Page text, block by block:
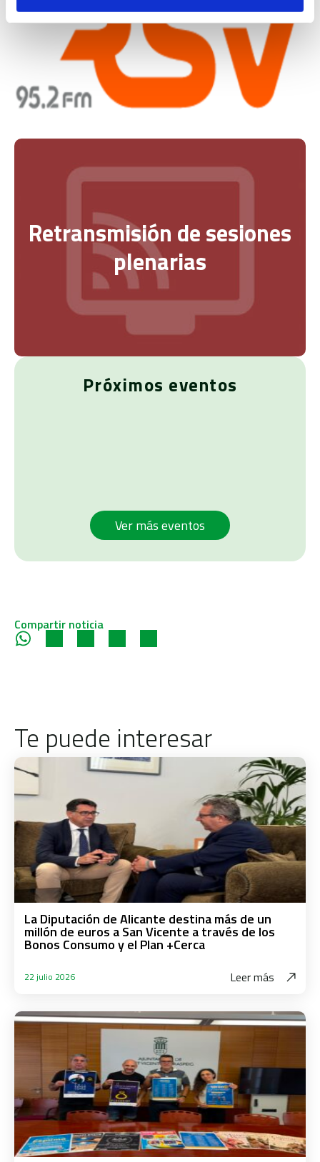
Retransmisión de sesiones
plenarias
Próximos eventos
Ver más eventos
Compartir noticia
Te puede interesar
La Diputación de Alicante destina más de un
millón de euros a San Vicente a través de los
Bonos Consumo y el Plan +Cerca
22 julio 2026 Leer más